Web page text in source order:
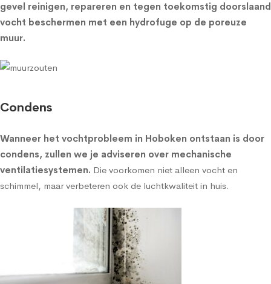
gevel reinigen, repareren en tegen toekomstig doorslaand
vocht beschermen met een hydrofuge op de poreuze
muur.
Condens
Wanneer het vochtprobleem in Hoboken ontstaan is door
condens, zullen we je adviseren over mechanische
ventilatiesystemen. Die voorkomen niet alleen vocht en
schimmel, maar verbeteren ook de luchtkwaliteit in huis.